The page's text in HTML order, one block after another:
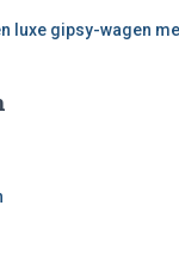
luxe gipsy-wagen